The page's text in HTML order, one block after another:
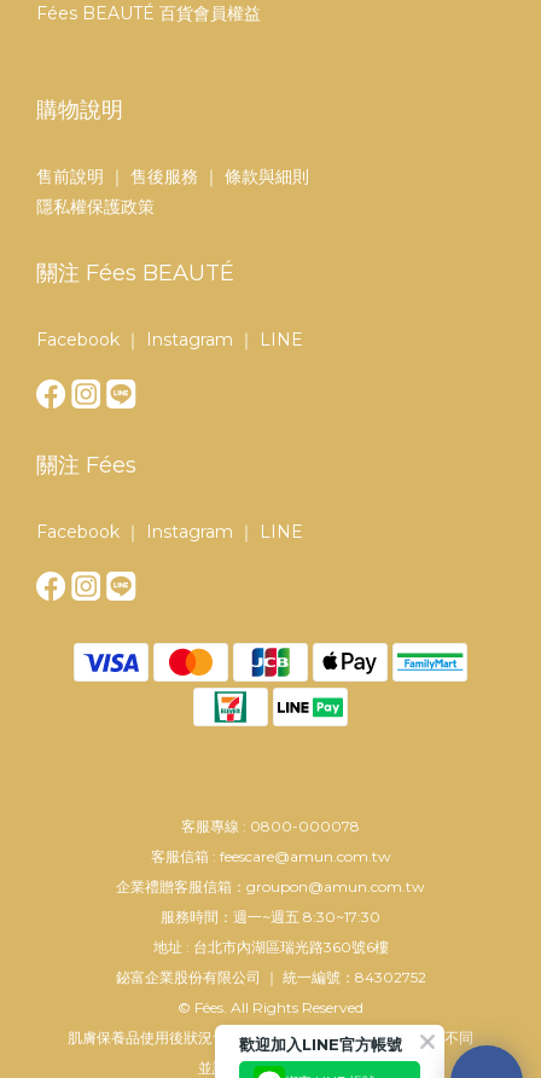
Fées BEAUTÉ 百貨會員權益
購物說明
售前說明 ｜ 售後服務 ｜ 條款與細則
隱私權保護政策
關注 Fées BEAUTÉ
Facebook ｜ Instagram ｜ LINE
關注 Fées
Facebook ｜ Instagram ｜ LINE
客服專線 : 0800-000078
客服信箱 : feescare@amun.com.tw
企業禮贈客服信箱：groupon@amun.com.tw
服務時間：週一~週五 8:30~17:30
地址 : 台北市內湖區瑞光路360號6樓
鉍富企業股份有限公司 ｜ 統一編號：84302752
© Fées. All Rights Reserved
肌膚保養品使用後狀況會依個人使用方法及肌膚狀況而有所不同
並請配合正確使用方法
歡迎加入LINE官方帳號